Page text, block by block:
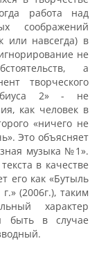
работа над
соображений
или навсегда) в
не
а
творческого
2» - не
как человек в
«ничего не
Это объясняет
музыка №1».
в качестве
его как «Бутыль
(2006г.), таким
характер
быть в случае